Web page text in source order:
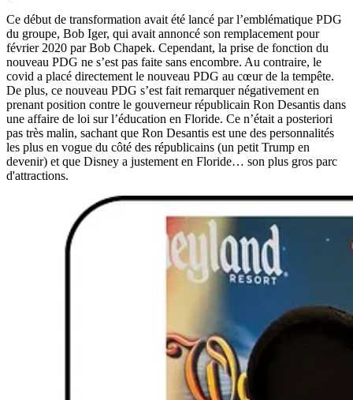
Ce début de transformation avait été lancé par l’emblématique PDG
du groupe, Bob Iger, qui avait annoncé son remplacement pour
février 2020 par Bob Chapek. Cependant, la prise de fonction du
nouveau PDG ne s’est pas faite sans encombre. Au contraire, le
covid a placé directement le nouveau PDG au cœur de la tempête.
De plus, ce nouveau PDG s’est fait remarquer négativement en
prenant position contre le gouverneur républicain Ron Desantis dans
une affaire de loi sur l’éducation en Floride. Ce n’était a posteriori
pas très malin, sachant que Ron Desantis est une des personnalités
les plus en vogue du côté des républicains (un petit Trump en
devenir) et que Disney a justement en Floride… son plus gros parc
d'attractions.